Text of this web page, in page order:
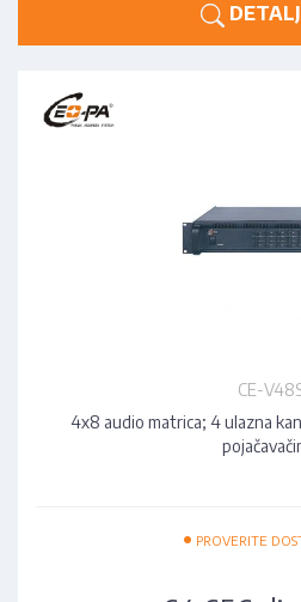
CE-
4x8 audio matrica; 4 ulazna
• PROVERITE